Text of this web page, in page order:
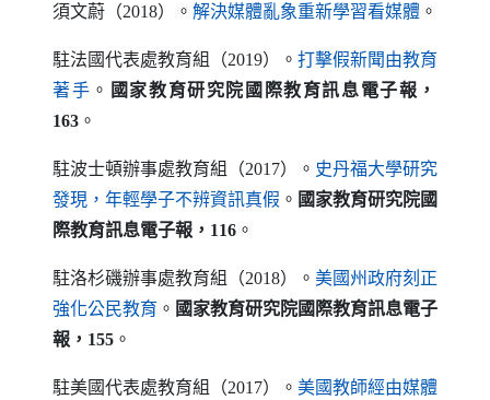
須文蔚（2018）。 解決媒體亂象重新學習看媒體（另開
。
駐法國代表處教育組（2019）。 打擊假新聞由教育
著手 （另開新視窗）
。 國家教育研究院國際教育訊息電子報，
163 。
駐波士頓辦事處教育組（2017）。 史丹福大學研究
發現，年輕學子不辨資訊真假 （另開新視窗）
。 國家教育研究院國
際教育訊息電子報，116 。
駐洛杉磯辦事處教育組（2018）。 美國州政府刻正
強化公民教育 （另開新視窗）
。 國家教育研究院國際教育訊息電子
報，155 。
駐美國代表處教育組（2017）。 美國教師經由媒體